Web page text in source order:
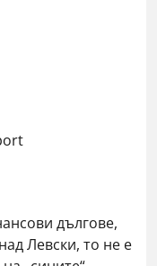
дългове,
Левски, то не е